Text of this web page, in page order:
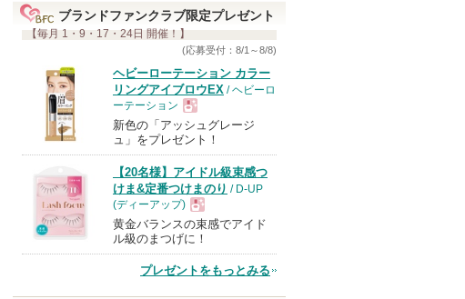
す
ブランドファンクラブ限定プレゼント
【毎月 1・9・17・24日 開催！】
(応募受付：8/1～8/8)
ヘビーローテーション カラー
リングアイブロウEX / ヘビーロ
ーテーション
現
品
新色の「アッシュグレージ
ュ」をプレゼント！
【20名様】アイドル級束感つ
けま&定番つけまのり / D-UP
(ディーアップ)
現
品
黄金バランスの束感でアイド
ル級のまつげに！
プレゼントをもっとみる